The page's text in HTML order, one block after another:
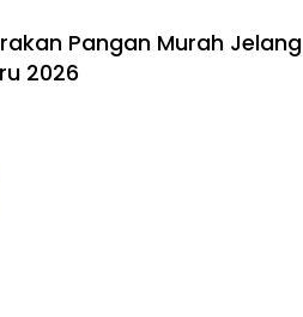
Pangan Murah Jelang
2026